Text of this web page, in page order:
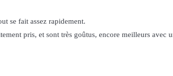
se fait assez rapidement.
pris, et sont très goûtus, encore meilleurs avec